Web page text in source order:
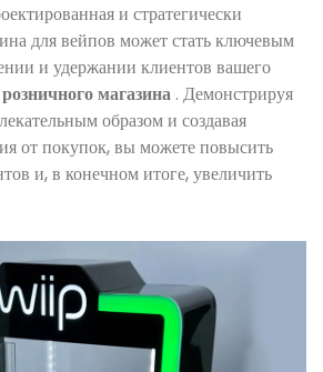
и стратегически
для вейпов может стать ключевым
и удержании клиентов вашего
магазина . Демонстрируя
образом и создавая
от покупок, вы можете повысить
и, в конечном итоге, увеличить